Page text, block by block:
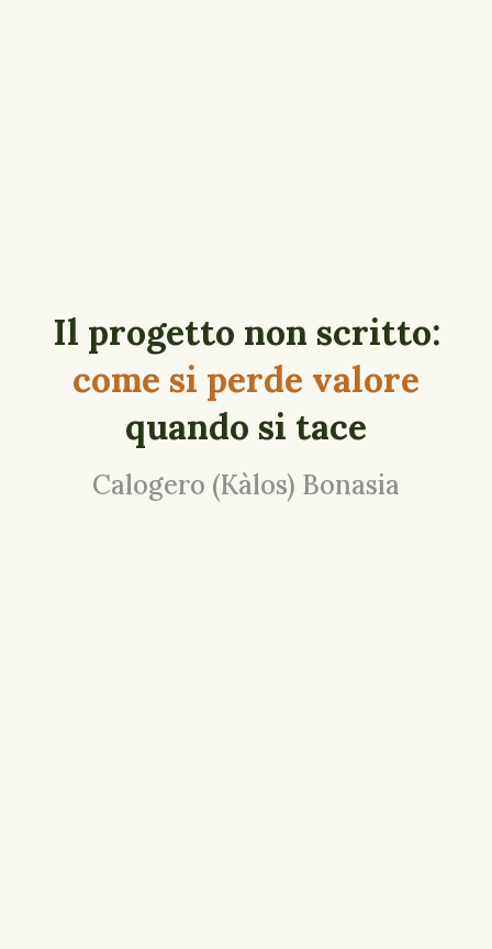
Il progetto non scritto:
come si perde valore
quando si tace
Calogero (Kàlos) Bonasia